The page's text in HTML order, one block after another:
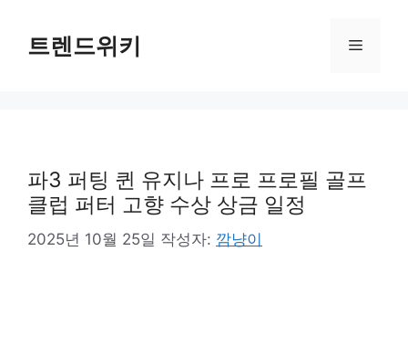
트렌드위키 메
파3 퍼팅 퀸 유지나 프로 프로필 골프
클럽 퍼터 고향 수상 상금 일정
2025년 10월 25일 작성자: 깜냥이